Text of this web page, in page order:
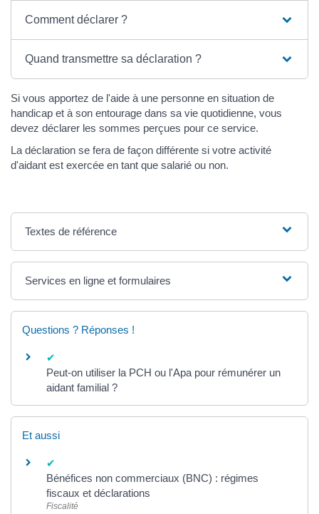
Comment déclarer ?
Quand transmettre sa déclaration ?
Si vous apportez de l'aide à une personne en situation de
handicap et à son entourage dans sa vie quotidienne, vous
devez déclarer les sommes perçues pour ce service.
La déclaration se fera de façon différente si votre activité
d'aidant est exercée en tant que salarié ou non.
Textes de référence
Services en ligne et formulaires
Questions ? Réponses !
Peut-on utiliser la PCH ou l'Apa pour rémunérer un
aidant familial ?
Et aussi
Bénéfices non commerciaux (BNC) : régimes
fiscaux et déclarations
Fiscalité